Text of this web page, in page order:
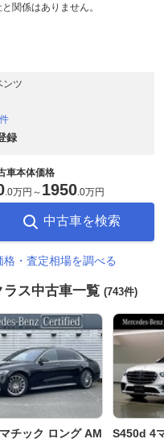
関係はありません。
ンツ
録
車本体価格
.0万円 ～ 1950.0万円
中古車を検索
・査定相場を調べる
ス中古車一覧 (743件)
チック ロング AM
S450d 4